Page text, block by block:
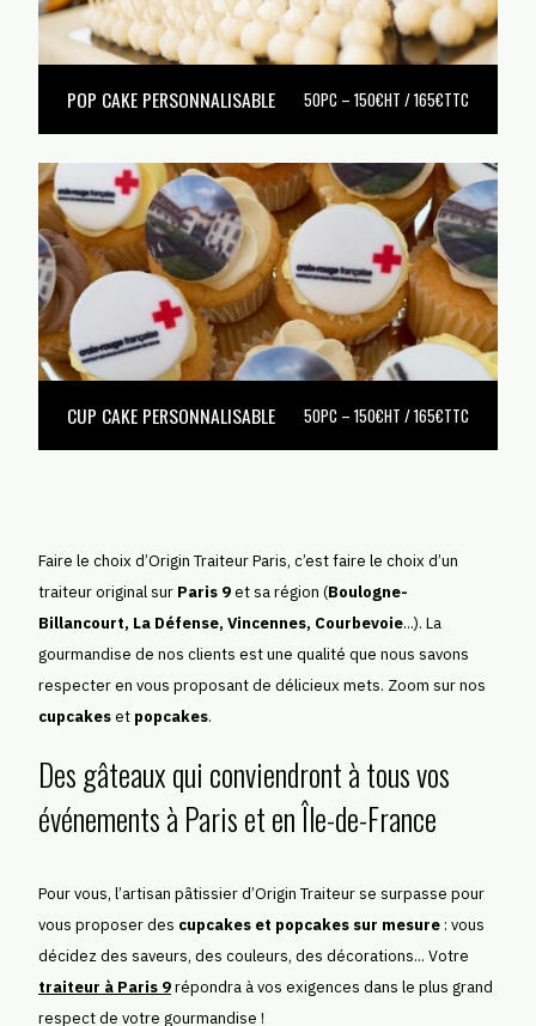
POP CAKE PERSONNALISABLE 50PC – 150€HT / 165€TTC
CUP CAKE PERSONNALISABLE 50PC – 150€HT / 165€TTC
Faire le choix d’Origin Traiteur Paris, c’est faire le choix d’un
traiteur original sur Paris 9et sa région (Boulogne-
Billancourt, La Défense, Vincennes, Courbevoie...). La
gourmandise de nos clients est une qualité que nous savons
respecter en vous proposant de délicieux mets. Zoom sur nos
cupcakeset popcakes.
Des gâteaux qui conviendront à tous vos
événements à Paris et en Île-de-France
Pour vous, l’artisan pâtissier d’Origin Traiteur se surpasse pour
vous proposer des cupcakes et popcakes sur mesure : vous
décidez des saveurs, des couleurs, des décorations... Votre
traiteur à Paris 9répondra à vos exigences dans le plus grand
respect de votre gourmandise !